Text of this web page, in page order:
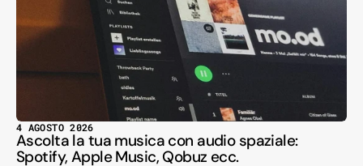
4 AGOSTO 2026
Ascolta la tua musica con audio spaziale:
Spotify, Apple Music, Qobuz ecc.